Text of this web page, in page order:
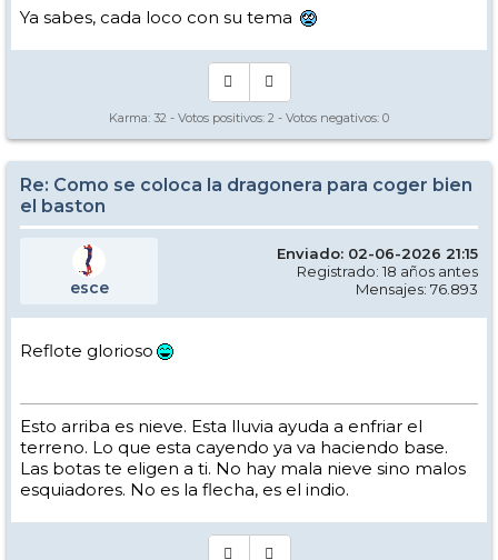
Ya sabes, cada loco con su tema
Karma: 32 - Votos positivos: 2 - Votos negativos: 0
Re: Como se coloca la dragonera para coger bien
el baston
esce
Enviado: 02-06-2026 21:15
Registrado: 18 años antes
Mensajes: 76.893
Reflote glorioso
Esto arriba es nieve. Esta lluvia ayuda a enfriar el
terreno. Lo que esta cayendo ya va haciendo base.
Las botas te eligen a ti. No hay mala nieve sino malos
esquiadores. No es la flecha, es el indio.